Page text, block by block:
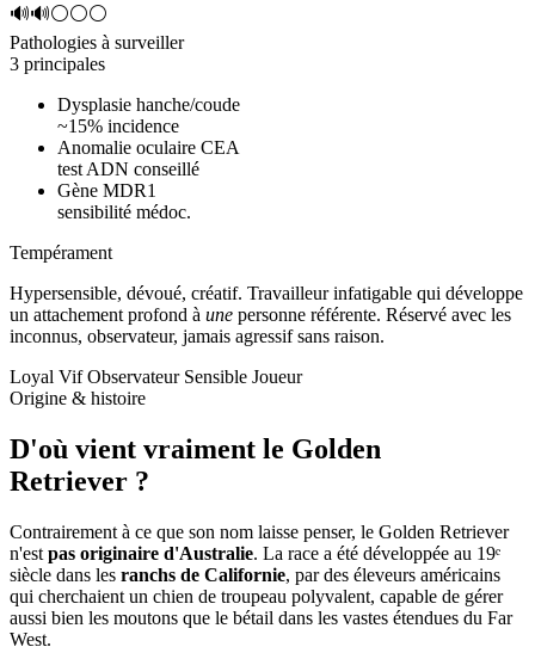
🔊🔊⚪⚪⚪
Pathologies à surveiller
3 principales
Dysplasie hanche/coude
~15% incidence
Anomalie oculaire CEA
test ADN conseillé
Gène MDR1
sensibilité médoc.
Tempérament
Hypersensible, dévoué, créatif. Travailleur infatigable qui développe
un attachement profond à une personne référente. Réservé avec les
inconnus, observateur, jamais agressif sans raison.
Loyal Vif Observateur Sensible Joueur
Origine & histoire
D'où vient vraiment le Golden
Retriever ?
Contrairement à ce que son nom laisse penser, le Golden Retriever
n'est pas originaire d'Australie. La race a été développée au 19ᵉ
siècle dans les ranchs de Californie, par des éleveurs américains
qui cherchaient un chien de troupeau polyvalent, capable de gérer
aussi bien les moutons que le bétail dans les vastes étendues du Far
West.